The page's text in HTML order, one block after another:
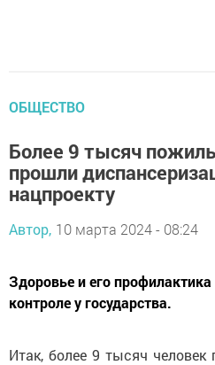
ОБЩЕСТВО
Более 9 тысяч
прошли
нацпроекту
Автор, 10 марта 2024 - 08:24
Здоровье и его
контроле у государства.
Итак, более 9 тысяч человек